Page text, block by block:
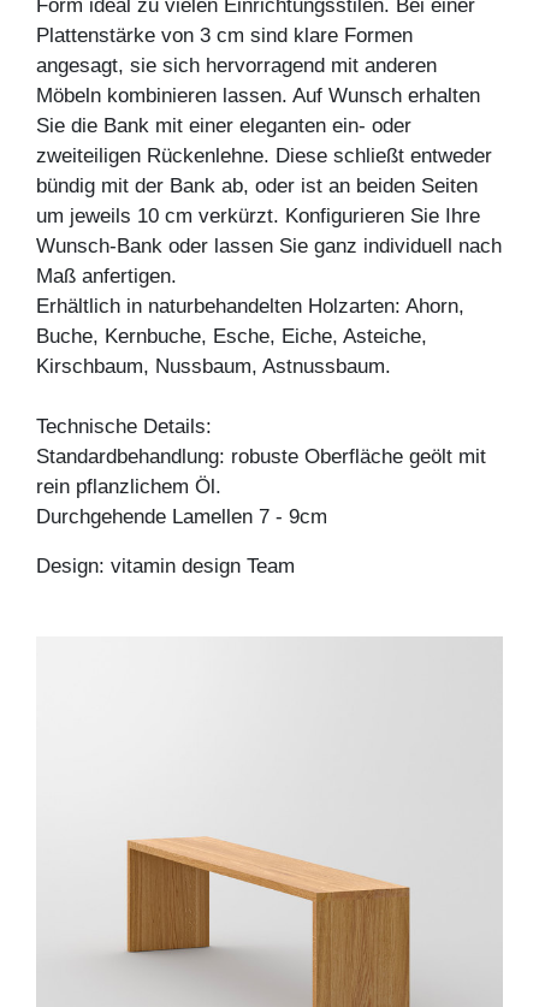
Form ideal zu vielen Einrichtungsstilen. Bei einer
Plattenstärke von 3 cm sind klare Formen
angesagt, sie sich hervorragend mit anderen
Möbeln kombinieren lassen. Auf Wunsch erhalten
Sie die Bank mit einer eleganten ein- oder
zweiteiligen Rückenlehne. Diese schließt entweder
bündig mit der Bank ab, oder ist an beiden Seiten
um jeweils 10 cm verkürzt. Konfigurieren Sie Ihre
Wunsch-Bank oder lassen Sie ganz individuell nach
Maß anfertigen.
Erhältlich in naturbehandelten Holzarten: Ahorn,
Buche, Kernbuche, Esche, Eiche, Asteiche,
Kirschbaum, Nussbaum, Astnussbaum.
Technische Details:
Standardbehandlung: robuste Oberfläche geölt mit
rein pflanzlichem Öl.
Durchgehende Lamellen 7 - 9cm
Design: vitamin design Team